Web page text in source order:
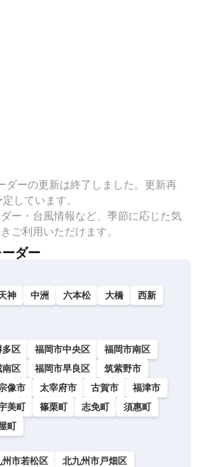
ダーの更新は終了しました。更新再
しています。
ー・台風情報など、季節に応じた気
ご利用いただけます。
ダー
神 中洲 六本松 大橋
西新
多区 福岡市中央区
福岡市南区
南区 福岡市早良区
筑紫野市
像市 太宰府市 古賀市
福津市
美町 篠栗町 志免町
須惠町
町
州市若松区
北九州市戸畑区